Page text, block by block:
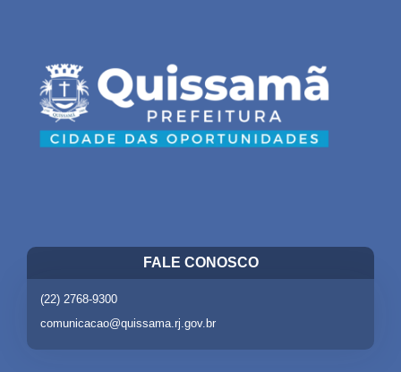
FALE CONOSCO
(22) 2768-9300
comunicacao@quissama.rj.gov.br